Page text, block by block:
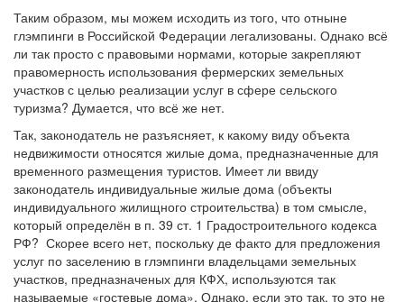
Таким образом, мы можем исходить из того, что отныне
глэмпинги в Российской Федерации легализованы. Однако всё
ли так просто с правовыми нормами, которые закрепляют
правомерность использования фермерских земельных
участков с целью реализации услуг в сфере сельского
туризма? Думается, что всё же нет.
Так, законодатель не разъясняет, к какому виду объекта
недвижимости относятся жилые дома, предназначенные для
временного размещения туристов. Имеет ли ввиду
законодатель индивидуальные жилые дома (объекты
индивидуального жилищного строительства) в том смысле,
который определён в п. 39 ст. 1 Градостроительного кодекса
РФ? Скорее всего нет, поскольку де факто для предложения
услуг по заселению в глэмпинги владельцами земельных
участков, предназначеных для КФХ, используются так
называемые «гостевые дома». Однако, если это так, то это не